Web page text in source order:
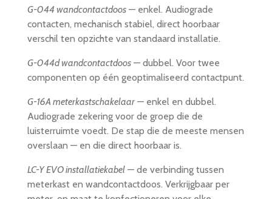
G-044 wandcontactdoos— enkel. Audiograde
contacten, mechanisch stabiel, direct hoorbaar
verschil ten opzichte van standaard installatie.
G-044d wandcontactdoos— dubbel. Voor twee
componenten op één geoptimaliseerd contactpunt.
G-16A meterkastschakelaar— enkel en dubbel.
Audiograde zekering voor de groep die de
luisterruimte voedt. De stap die de meeste mensen
overslaan — en die direct hoorbaar is.
LC-Y EVO installatiekabel— de verbinding tussen
meterkast en wandcontactdoos. Verkrijgbaar per